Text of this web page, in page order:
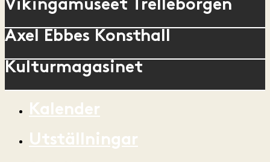
Vikingamuseet Trelleborgen
Axel Ebbes Konsthall
Kulturmagasinet
Kalender
Utställningar